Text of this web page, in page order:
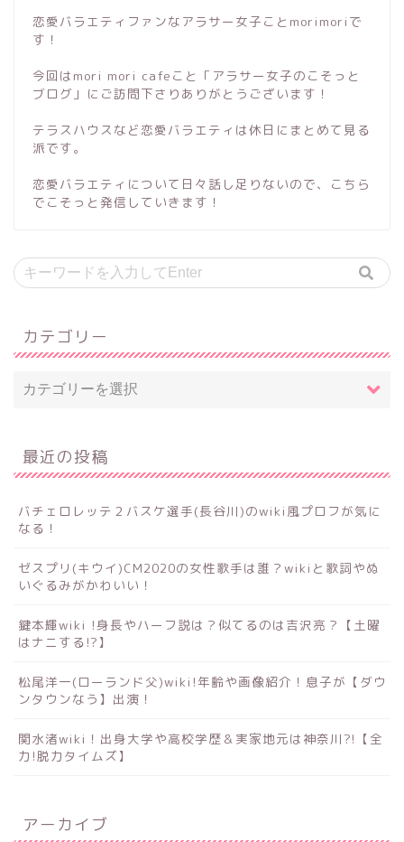
恋愛バラエティファンなアラサー女子ことmorimoriで
す！
今回はmori mori cafeこと「アラサー女子のこそっと
ブログ」にご訪問下さりありがとうございます！
テラスハウスなど恋愛バラエティは休日にまとめて見る
派です。
恋愛バラエティについて日々話し足りないので、こちら
でこそっと発信していきます！
カテゴリー
最近の投稿
バチェロレッテ２バスケ選手(長谷川)のwiki風プロフが気に
なる！
ゼスプリ(キウイ)CM2020の女性歌手は誰？wikiと歌詞やぬ
いぐるみがかわいい！
鍵本輝wiki !身長やハーフ説は？似てるのは吉沢亮？【土曜
はナニする!?】
松尾洋一(ローランド父)wiki!年齢や画像紹介！息子が【ダウ
ンタウンなう】出演！
関水渚wiki！出身大学や高校学歴＆実家地元は神奈川?!【全
力!脱力タイムズ】
アーカイブ